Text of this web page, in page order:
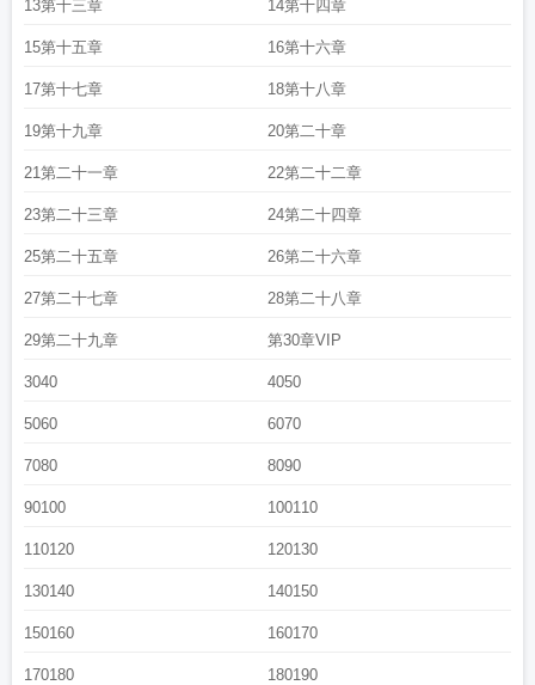
13第十三章 14第十四章
15第十五章 16第十六章
17第十七章 18第十八章
19第十九章 20第二十章
21第二十一章 22第二十二章
23第二十三章 24第二十四章
25第二十五章 26第二十六章
27第二十七章 28第二十八章
29第二十九章 第30章VIP
3040 4050
5060 6070
7080 8090
90100 100110
110120 120130
130140 140150
150160 160170
170180 180190